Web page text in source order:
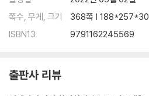
3.2 함수와 클래스
___입력과 출력 함수
___외부 파일 읽고 쓰기
___내장 함수
쪽수, 무게, 크기
368쪽 |
ISBN13
9791162245569
출판사 리뷰